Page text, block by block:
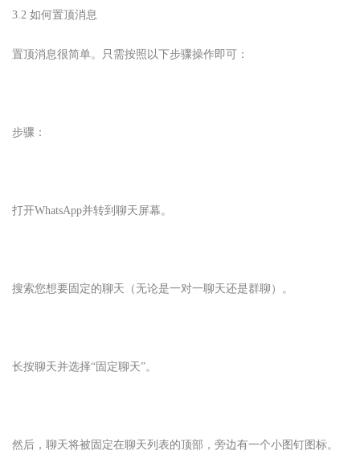
3.2 如何置顶消息
置顶消息很简单。只需按照以下步骤操作即可：
步骤：
打开WhatsApp并转到聊天屏幕。
搜索您想要固定的聊天（无论是一对一聊天还是群聊）。
长按聊天并选择“固定聊天”。
然后，聊天将被固定在聊天列表的顶部，旁边有一个小图钉图标。